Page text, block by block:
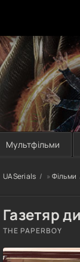
Мультфільми
UASerials » Фільми
Газетяр
THE PAPERBOY